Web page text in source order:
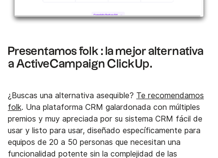
Presentamos folk : la mejor alternativa
a ActiveCampaign ClickUp.
¿Buscas una alternativa asequible? Te recomendamos
folk. Una plataforma CRM galardonada con múltiples
premios y muy apreciada por su sistema CRM fácil de
usar y listo para usar, diseñado específicamente para
equipos de 20 a 50 personas que necesitan una
funcionalidad potente sin la complejidad de las